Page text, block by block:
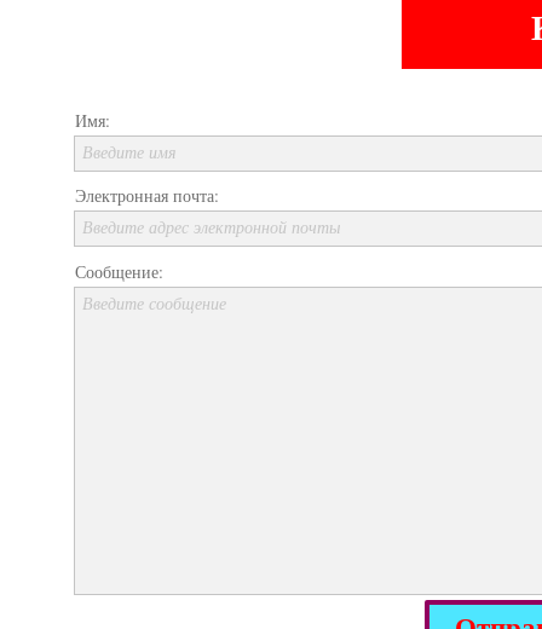
Имя:
Введите имя
Электронная почта:
Введите адрес электронной почты
Сообщение:
Введите сообщение